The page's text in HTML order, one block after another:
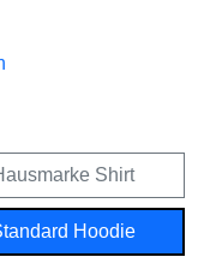
Shirt
Hoodie